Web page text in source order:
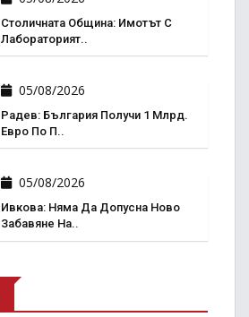
Столичната Община: Имотът С
Лабораторият..
05/08/2026
Радев: България Получи 1 Млрд.
Евро По П..
05/08/2026
Ивкова: Няма Да Допусна Ново
Забавяне На..